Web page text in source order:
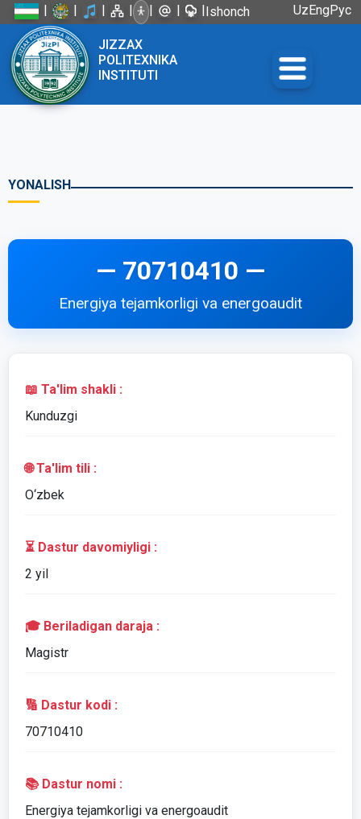
| | | | | | |Ishonch
UzEngРус
JIZZAX
POLITEXNIKA
INSTITUTI
YONALISH
— 70710410 —
Energiya tejamkorligi va energoaudit
📖 Ta'lim shakli :
Kunduzgi
🌐 Ta'lim tili :
O‘zbek
⏳ Dastur davomiyligi :
2 yil
🎓 Beriladigan daraja :
Magistr
🔢 Dastur kodi :
70710410
📚 Dastur nomi :
Energiya tejamkorligi va energoaudit